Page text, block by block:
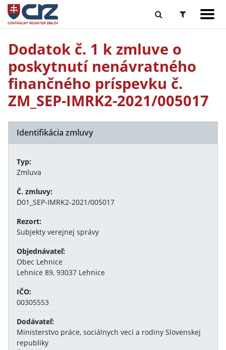
Dodatok č. 1 k zmluve o
poskytnutí nenávratného
finančného príspevku č.
ZM_SEP-IMRK2-2021/005017
Identifikácia zmluvy
Typ:
Zmluva
Č. zmluvy:
D01_SEP-IMRK2-2021/005017
Rezort:
Subjekty verejnej správy
Objednávateľ:
Obec Lehnice
Lehnice 89, 93037 Lehnice
IČO:
00305553
Dodávateľ:
Ministerstvo práce, sociálnych vecí a rodiny Slovenskej
republiky